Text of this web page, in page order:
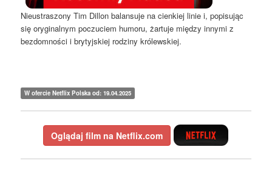
Nieustraszony Tim Dillon balansuje na cienkiej linie i, popisując
się oryginalnym poczuciem humoru, żartuje między innymi z
bezdomności i brytyjskiej rodziny królewskiej.
W ofercie Netflix Polska od: 19.04.2025
Oglądaj film na Netflix.com